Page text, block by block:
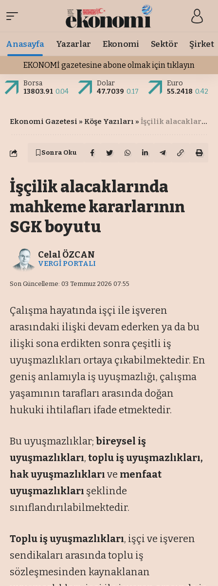
Anasayfa Yazarlar Ekonomi Sektör Şirket
EKONOMİ gazetesine abone olmak için tıklayın
Borsa
13803.91 0.04
Dolar
47.7039 0.17
Euro
55.2418 0.42
Ekonomi Gazetesi » Köşe Yazıları » İşçilik alacaklarında mahkeme kararlarının SGK boyutu
Sonra Oku
İşçilik alacaklarında
mahkeme kararlarının
SGK boyutu
Son Güncelleme: 03 Temmuz 2026 07:55
Celal ÖZCAN
VERGİ PORTALI
Çalışma hayatında işçi ile işveren
arasındaki ilişki devam ederken ya da bu
ilişki sona erdikten sonra çeşitli iş
uyuşmazlıkları ortaya çıkabilmektedir. En
geniş anlamıyla iş uyuşmazlığı, çalışma
yaşamının tarafları arasında doğan
hukuki ihtilafları ifade etmektedir.
Bu uyuşmazlıklar; bireysel iş
uyuşmazlıkları, toplu iş uyuşmazlıkları,
hak uyuşmazlıkları ve menfaat
uyuşmazlıkları şeklinde
sınıflandırılabilmektedir.
Toplu iş uyuşmazlıkları, işçi ve işveren
sendikaları arasında toplu iş
sözleşmesinden kaynaklanan